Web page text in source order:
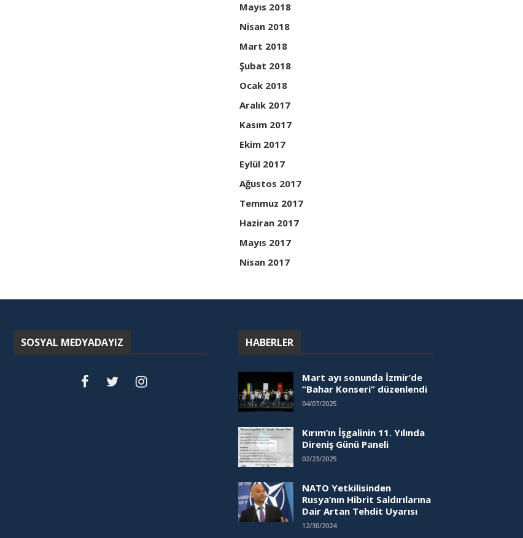
Mayıs 2018
Nisan 2018
Mart 2018
Şubat 2018
Ocak 2018
Aralık 2017
Kasım 2017
Ekim 2017
Eylül 2017
Ağustos 2017
Temmuz 2017
Haziran 2017
Mayıs 2017
Nisan 2017
SOSYAL MEDYADAYIZ HABERLER
Mart ayı sonunda İzmir’de
“Bahar Konseri” düzenlendi
04/07/2025
Kırım’ın İşgalinin 11. Yılında
Direniş Günü Paneli
02/23/2025
NATO Yetkilisinden
Rusya’nın Hibrit Saldırılarına
Dair Artan Tehdit Uyarısı
12/30/2024